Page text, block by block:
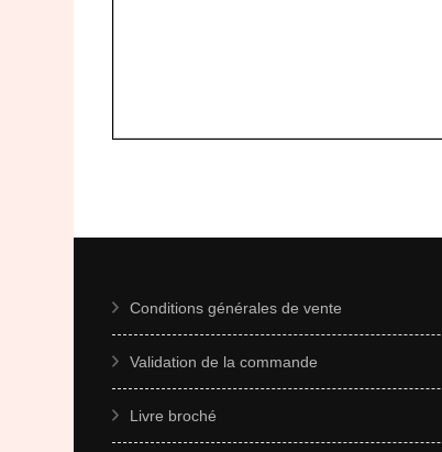
Conditions générales de vente
Validation de la commande
Livre broché